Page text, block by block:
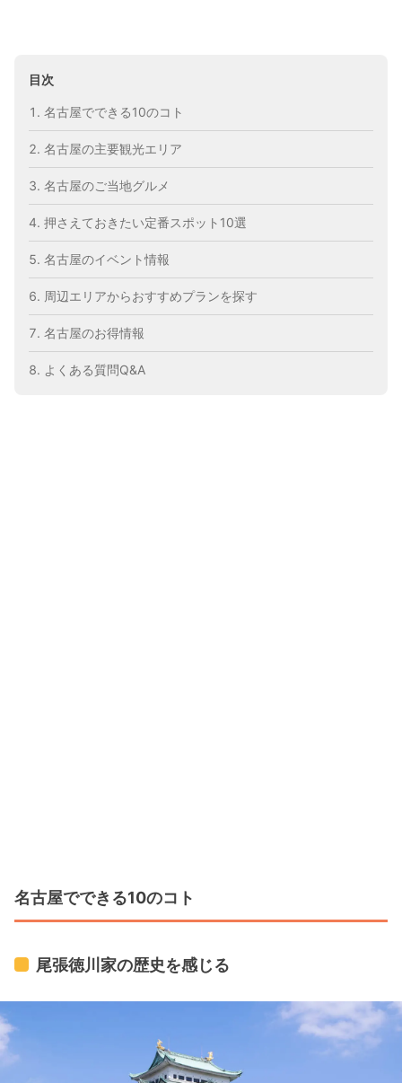
目次
名古屋でできる10のコト
名古屋の主要観光エリア
名古屋のご当地グルメ
押さえておきたい定番スポット10選
名古屋のイベント情報
周辺エリアからおすすめプランを探す
名古屋のお得情報
よくある質問Q&A
名古屋でできる10のコト
尾張徳川家の歴史を感じる